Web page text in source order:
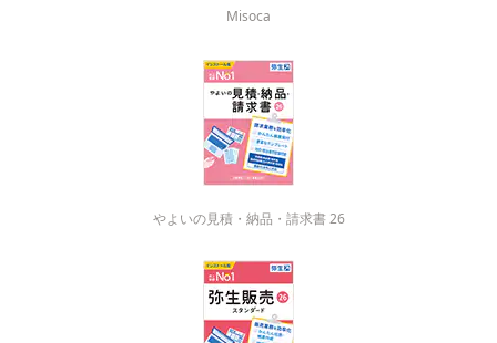
Misoca
やよいの見積・納品・請求書 26